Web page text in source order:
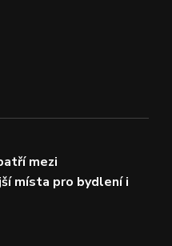
mezi
místa pro bydlení i